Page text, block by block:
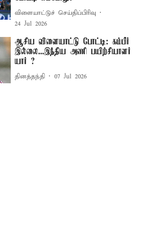
விளையாட்டுச் செய்திப்பிரிவு
24 Jul 2026
ஆசிய விளையாட்டு போட்டி: கம்பீர்
இல்லை...இந்திய அணி பயிற்சியாளர்
யார் ?
தினத்தந்தி 07 Jul 2026